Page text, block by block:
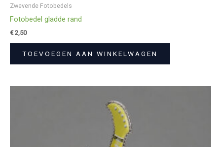
Zwevende Fotobedels
Fotobedel gladde rand
€2,50
TOEVOEGEN AAN WINKELWAGEN